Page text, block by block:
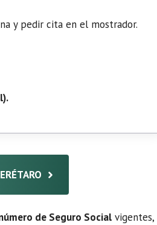
y pedir cita en el mostrador.
).
número de Seguro Social vigentes,